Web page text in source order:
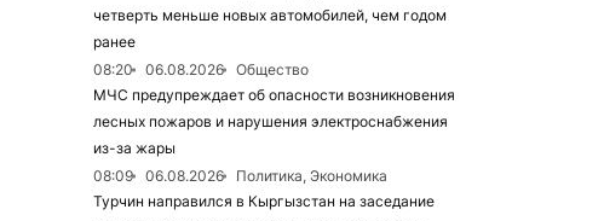
четверть меньше новых автомобилей, чем годом
ранее
08:20
06.08.2026
Общество
МЧС предупреждает об опасности возникновения
лесных пожаров и нарушения электроснабжения
из-за жары
08:09
06.08.2026
Политика, Экономика
Турчин направился в Кыргызстан на заседание